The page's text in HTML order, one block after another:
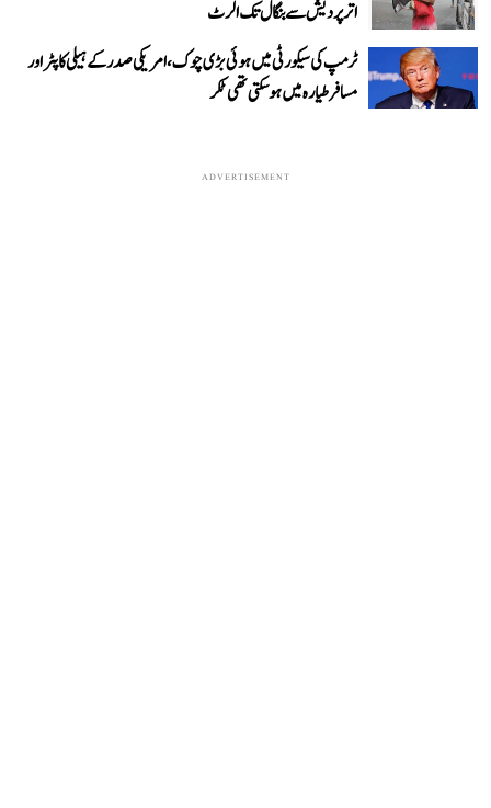
اترپردیش سے بنگال تک الرٹ
ٹرمپ کی سیکورٹی میں ہوئی بڑی چوک، امریکی صدر کے ہیلی کاپٹر اور
مسافر طیارہ میں ہو سکتی تھی ٹکر
ADVERTISEMENT